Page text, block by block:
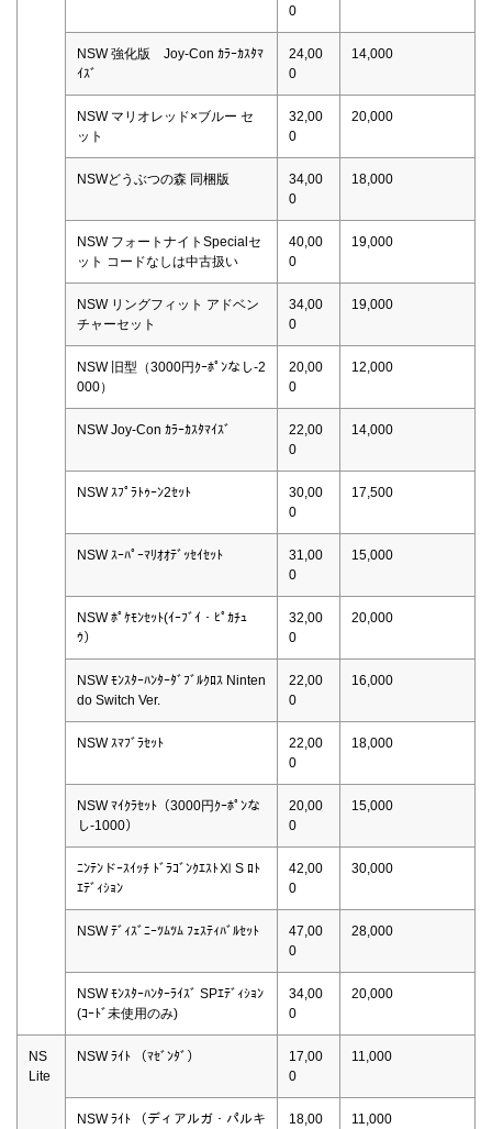
0
NSW 強化版 Joy-Con ｶﾗｰｶｽﾀﾏ
ｲｽﾞ
24,00
0
14,000
NSW マリオレッド×ブルー セ
ット
32,00
0
20,000
NSWどうぶつの森 同梱版
34,00
0
18,000
NSW フォートナイトSpecialセ
ット コードなしは中古扱い
40,00
0
19,000
NSW リングフィット アドベン
チャーセット
34,00
0
19,000
NSW 旧型（3000円ｸｰﾎﾟﾝなし-2
000）
20,00
0
12,000
NSW Joy-Con ｶﾗｰｶｽﾀﾏｲｽﾞ
22,00
0
14,000
NSW ｽﾌﾟﾗﾄｩｰﾝ2ｾｯﾄ
30,00
0
17,500
NSW ｽｰﾊﾟｰﾏﾘｵｵﾃﾞｯｾｲｾｯﾄ
31,00
0
15,000
NSW ﾎﾟｹﾓﾝｾｯﾄ(ｲｰﾌﾞｲ・ﾋﾟｶﾁｭ
ｳ）
32,00
0
20,000
NSW ﾓﾝｽﾀｰﾊﾝﾀｰﾀﾞﾌﾞﾙｸﾛｽ Ninten
do Switch Ver.
22,00
0
16,000
NSW ｽﾏﾌﾞﾗｾｯﾄ
22,00
0
18,000
NSW ﾏｲｸﾗｾｯﾄ（3000円ｸｰﾎﾟﾝな
し-1000）
20,00
0
15,000
ﾆﾝﾃﾝドｰｽｲｯﾁ ﾄﾞﾗｺﾞﾝｸｴｽﾄⅪ S ﾛﾄ
ｴﾃﾞｨｼｮﾝ
42,00
0
30,000
NSW ﾃﾞｨｽﾞﾆｰﾂﾑﾂﾑ ﾌｪｽﾃｨﾊﾞﾙｾｯﾄ
47,00
0
28,000
NSW ﾓﾝｽﾀｰﾊﾝﾀｰﾗｲｽﾞ SPｴﾃﾞｨｼｮﾝ
(ｺｰﾄﾞ未使用のみ)
34,00
0
20,000
NS
Lite
NSW ﾗｲﾄ （ﾏｾﾞﾝﾀﾞ）
17,00
0
11,000
NSW ﾗｲﾄ （ディアルガ・パルキ
18,00
11,000